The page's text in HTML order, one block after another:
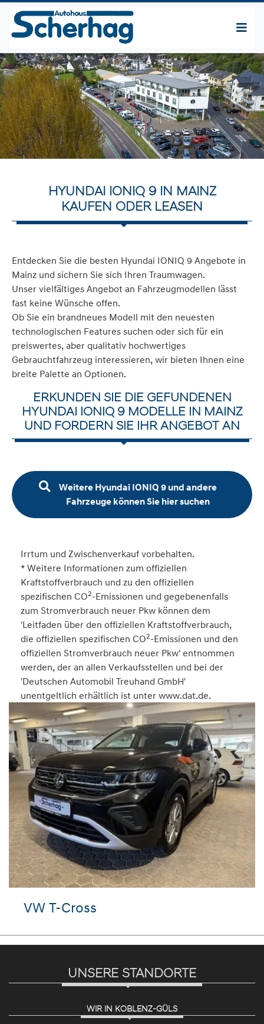
HYUNDAI IONIQ 9 IN MAINZ
KAUFEN ODER LEASEN
Entdecken Sie die besten Hyundai IONIQ 9 Angebote in
Mainz und sichern Sie sich Ihren Traumwagen.
Unser vielfältiges Angebot an Fahrzeugmodellen lässt
fast keine Wünsche offen.
Ob Sie ein brandneues Modell mit den neuesten
technologischen Features suchen oder sich für ein
preiswertes, aber qualitativ hochwertiges
Gebrauchtfahrzeug interessieren, wir bieten Ihnen eine
breite Palette an Optionen.
ERKUNDEN SIE DIE GEFUNDENEN
HYUNDAI IONIQ 9 MODELLE IN MAINZ
UND FORDERN SIE IHR ANGEBOT AN
Weitere Hyundai IONIQ 9 und andere
Fahrzeuge können Sie hier suchen
Irrtum und Zwischenverkauf vorbehalten.
* Weitere Informationen zum offiziellen
Kraftstoffverbrauch und zu den offiziellen
spezifischen CO2-Emissionen und gegebenenfalls
zum Stromverbrauch neuer Pkw können dem
'Leitfaden über den offiziellen Kraftstoffverbrauch,
die offiziellen spezifischen CO2-Emissionen und den
offiziellen Stromverbrauch neuer Pkw' entnommen
werden, der an allen Verkaufsstellen und bei der
'Deutschen Automobil Treuhand GmbH'
unentgeltlich erhältlich ist unter www.dat.de.
VW T-Cross
UNSERE STANDORTE
WIR IN KOBLENZ-GÜLS